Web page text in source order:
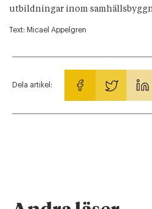
utbildningar inom
Text: Micael Appelgren
Dela artikel: